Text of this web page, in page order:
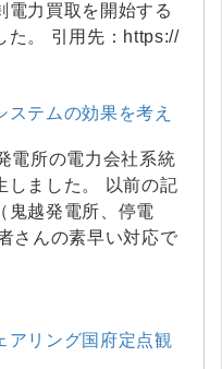
電力買取を開始する
と発表しました。 引用先：https://
ステムの効果を考え
電所の電力会社系統
しました。 以前の記
鬼越発電所、停電
アリング国府定点観